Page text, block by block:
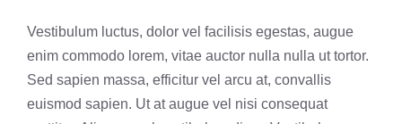
Vestibulum luctus, dolor vel facilisis egestas, augue
enim commodo lorem, vitae auctor nulla nulla ut tortor.
Sed sapien massa, efficitur vel arcu at, convallis
euismod sapien. Ut at augue vel nisi consequat